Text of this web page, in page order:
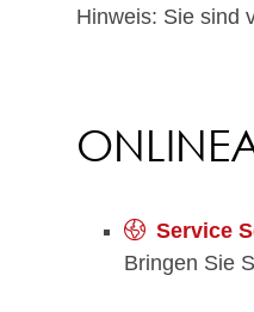
Hinweis: Sie sind
Service
Bringen Sie